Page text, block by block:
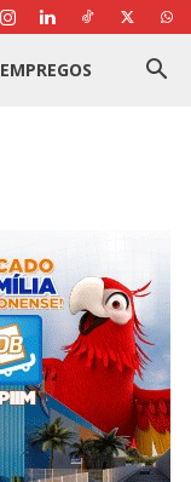
EMPREGOS